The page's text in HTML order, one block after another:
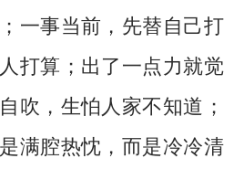
一事当前，先替自己打
打算；出了一点力就觉
吹，生怕人家不知道；
满腔热忱，而是冷冷清